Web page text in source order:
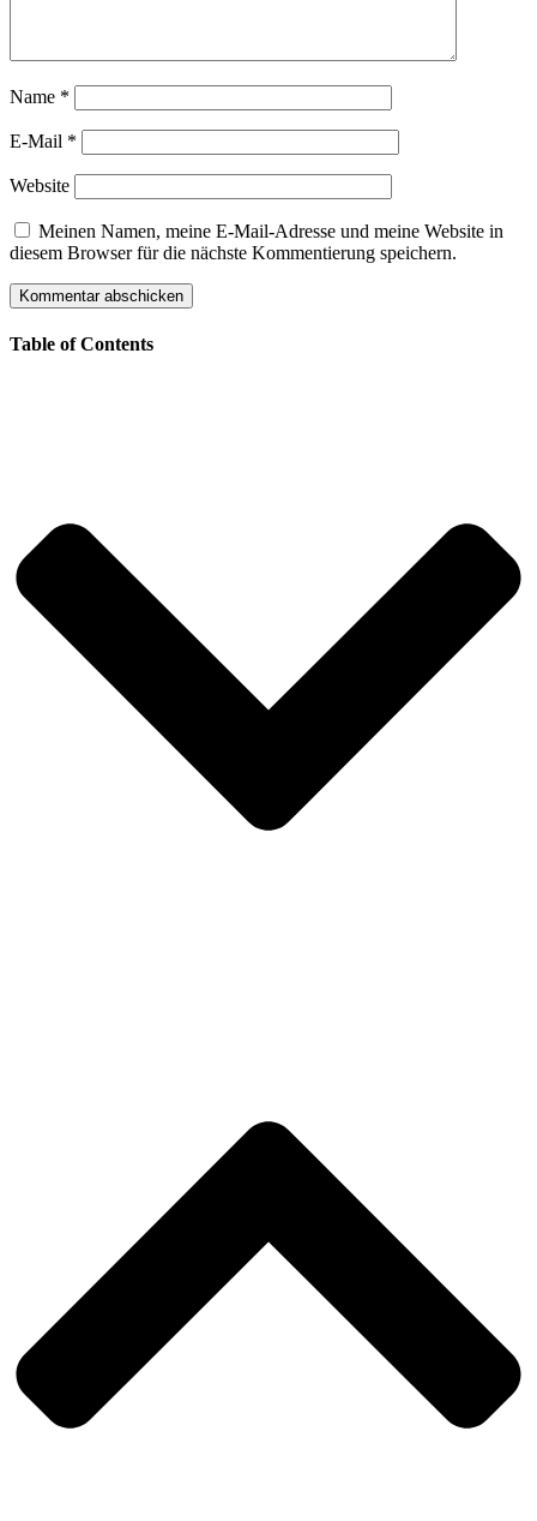
Name *
E-Mail *
Website
Meinen Namen, meine E-Mail-Adresse und meine Website in
diesem Browser für die nächste Kommentierung speichern.
Table of Contents